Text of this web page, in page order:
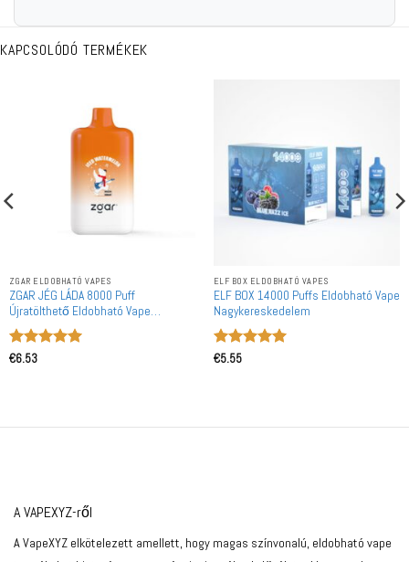
KAPCSOLÓDÓ TERMÉKEK
ZGAR ELDOBHATÓ VAPES
ZGAR JÉG LÁDA 8000 Puff
Újratölthető Eldobható Vape
Nagykereskedelem
Értékelés:
€6.53
ELF BOX ELDOBHATÓ VAPES
ELF BOX 14000 Puffs Eldobható Vape
Nagykereskedelem
Értékelés:
€5.55
A VAPEXYZ-ről
A VapeXYZ elkötelezett amellett, hogy magas színvonalú, eldobható vape